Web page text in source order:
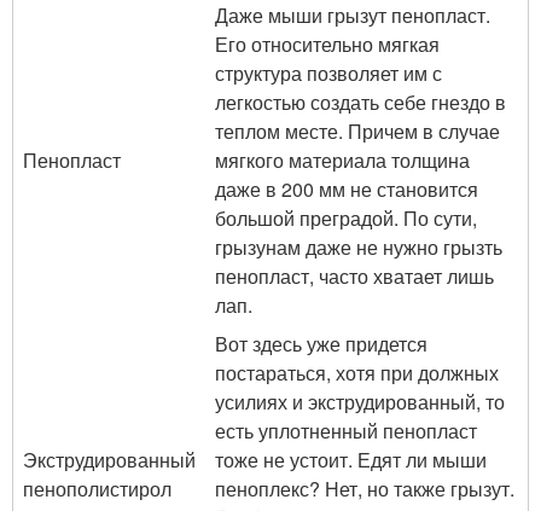
Пенопласт
Даже мыши грызут пенопласт.
Его относительно мягкая
структура позволяет им с
легкостью создать себе гнездо в
теплом месте. Причем в случае
мягкого материала толщина
даже в 200 мм не становится
большой преградой. По сути,
грызунам даже не нужно грызть
пенопласт, часто хватает лишь
лап.
Экструдированный
пенополистирол
Вот здесь уже придется
постараться, хотя при должных
усилиях и экструдированный, то
есть уплотненный пенопласт
тоже не устоит. Едят ли мыши
пеноплекс? Нет, но также грызут.